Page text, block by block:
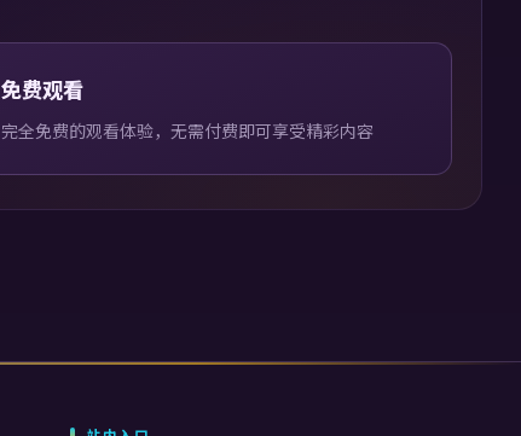
免费观看
完全免费的观看体验，无需付费即可享受精彩内容